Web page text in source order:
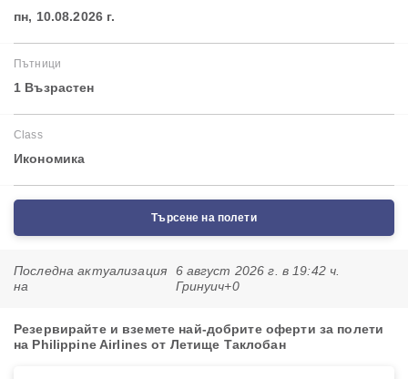
пн, 10.08.2026 г.
Пътници
1 Възрастен
Class
Икономика
Търсене на полети
Последна актуализация
на
6 август 2026 г. в 19:42 ч.
Гринуич+0
Резервирайте и вземете най-добрите оферти за полети
на Philippine Airlines от Летище Таклобан